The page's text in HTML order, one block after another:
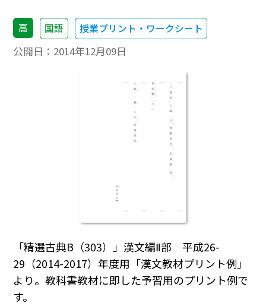
高 国語 授業プリント・ワークシート
公開日： 2014年12月09日
「精選古典B（303）」漢文編Ⅱ部 平成26-
29（2014-2017）年度用「漢文教材プリント例」
より。教科書教材に即した予習用のプリント例で
す。